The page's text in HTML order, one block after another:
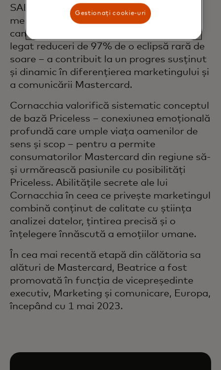
SABRE Awards. Una dintre cele mai
mediatizate inițiative premiate –
campania „Vânzări astronomice” care a
legat reduceri de 97% de o eclipsă rară de
soare – a contribuit la un progres susținut
și dinamic în diferențierea marketingului și
a comunicării Mastercard.
Cornacchia valorifică sistematic conceptul
de bază Priceless – conexiunea emoțională
profundă care umple viața oamenilor de
sens și scop – pentru a permite
consumatorilor Mastercard din regiune să-
și urmărească pasiunile cu posibilități
Priceless. Abilitățile secrete ale lui
Cornacchia în ceea ce privește marketingul
combină conținut de calitate cu știința
analizei datelor, țintirea precisă și o
înțelegere înnăscută a emoțiilor umane.
În cea mai recentă etapă din călătoria sa
alături de Mastercard, Beatrice a fost
promovată în funcția de vicepreședinte
executiv, Marketing și comunicare, Europa,
începând cu 1 mai 2023.
Gestionați cookie-uri